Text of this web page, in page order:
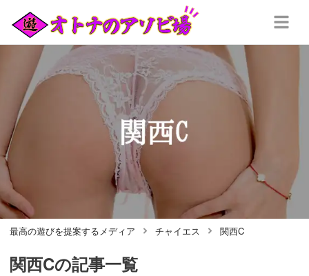
最高の遊びを提案するメディア チャイエス 関西C
関西Cの記事一覧